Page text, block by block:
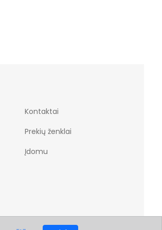
Kontaktai
Prekių ženklai
Įdomu